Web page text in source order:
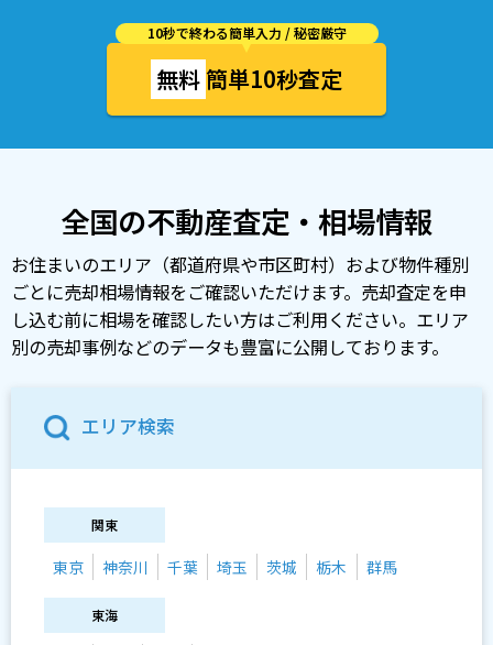
10秒で終わる簡単入力 / 秘密厳守
無料簡単10秒査定
全国の不動産査定・相場情報
お住まいのエリア（都道府県や市区町村）および物件種別
ごとに売却相場情報をご確認いただけます。売却査定を申
し込む前に相場を確認したい方はご利用ください。エリア
別の売却事例などのデータも豊富に公開しております。
エリア検索
関東
東京 神奈川 千葉 埼玉 茨城 栃木 群馬
東海